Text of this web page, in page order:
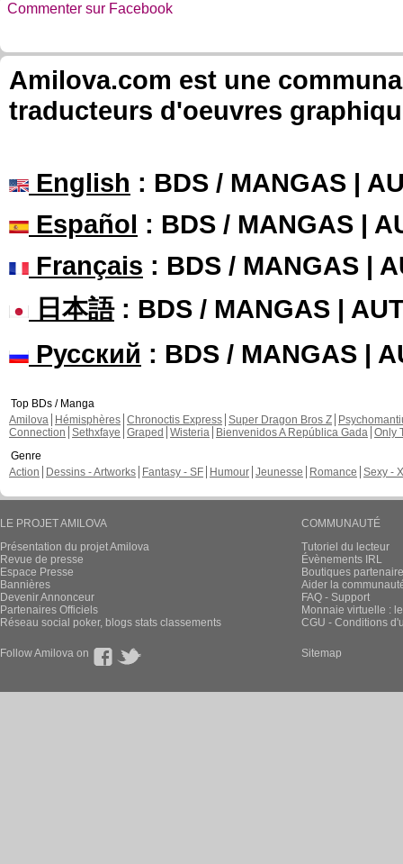
Commenter sur Facebook
Amilova.com est une
traducteurs d'oeuvres
English : BDS / MANGAS |
Español : BDS / MANGAS |
Français : BDS / MANGAS |
日本語: BDS / MANGAS |
Русский : BDS / MANGAS |
Top BDs / Manga
Amilova
Hémisphères Chronoctis Express Super Dragon Bros Z
Connection Sethxfaye Graped Wisteria Bienvenidos A República Gada Only
Genre
Action
Dessins - Artworks Fantasy - SF Humour Jeunesse Romance Sexy -
LE PROJET AMILOVA
Présentation du projet Amilova
Revue de presse
Espace Presse
Bannières
Devenir Annonceur
Partenaires Officiels
Réseau social poker, blogs stats classements
COMMUNAUTÉ
Tutoriel du lecteur
Évènements IRL
Boutiques
Aider la
FAQ - Support
Monnaie virtuelle :
CGU - Conditions
Follow Amilova on Sitemap